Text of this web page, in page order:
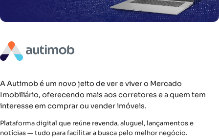
A Autimob é um novo jeito de ver e viver o Mercado
Imobiliário, oferecendo mais aos corretores e a quem tem
interesse em comprar ou vender imóveis.
Plataforma digital que reúne revenda, aluguel, lançamentos e
notícias — tudo para facilitar a busca pelo melhor negócio.